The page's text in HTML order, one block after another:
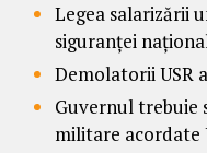
Legea salarizării
siguranței
Demolatorii USR
Guvernul trebuie
militare acordate